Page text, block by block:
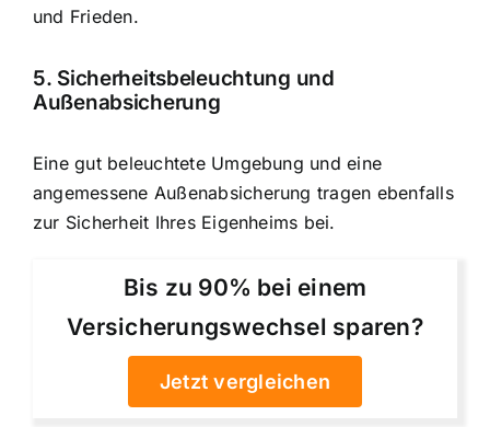
und Frieden.
5. Sicherheitsbeleuchtung und
Außenabsicherung
Eine gut beleuchtete Umgebung und eine
angemessene Außenabsicherung tragen ebenfalls
zur Sicherheit Ihres Eigenheims bei.
Bis zu 90% bei einem
Versicherungswechsel sparen?
Jetzt vergleichen